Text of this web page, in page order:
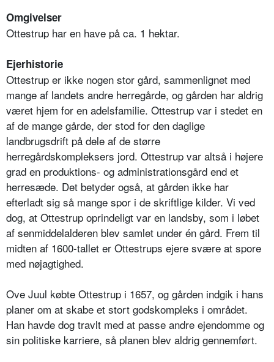
Omgivelser
Ottestrup har en have på ca. 1 hektar.
Ejerhistorie
Ottestrup er ikke nogen stor gård, sammenlignet med
mange af landets andre herregårde, og gården har aldrig
været hjem for en adelsfamilie. Ottestrup var i stedet en
af de mange gårde, der stod for den daglige
landbrugsdrift på dele af de større
herregårdskompleksers jord. Ottestrup var altså i højere
grad en produktions- og administrationsgård end et
herresæde. Det betyder også, at gården ikke har
efterladt sig så mange spor i de skriftlige kilder. Vi ved
dog, at Ottestrup oprindeligt var en landsby, som i løbet
af senmiddelalderen blev samlet under én gård. Frem til
midten af 1600-tallet er Ottestrups ejere svære at spore
med nøjagtighed.
Ove Juul købte Ottestrup i 1657, og gården indgik i hans
planer om at skabe et stort godskompleks i området.
Han havde dog travlt med at passe andre ejendomme og
sin politiske karriere, så planen blev aldrig gennemført.